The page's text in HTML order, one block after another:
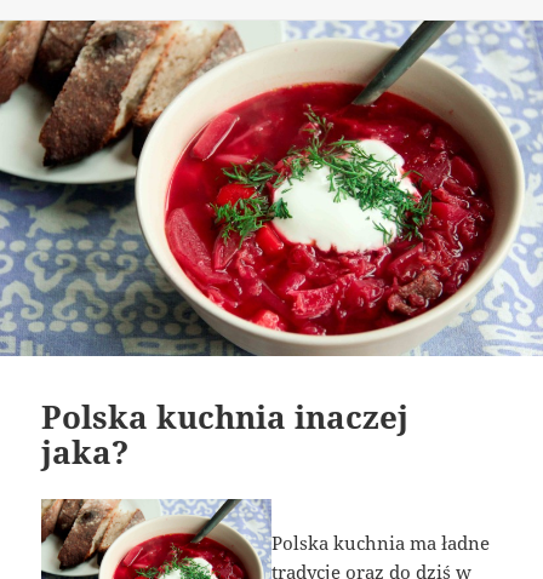
Polska kuchnia inaczej
jaka?
Polska kuchnia ma ładne
tradycje oraz do dziś w